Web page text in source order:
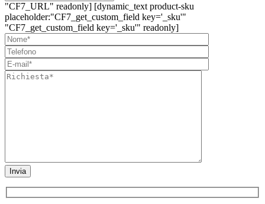
"CF7_URL" readonly] [dynamic_text product-sku
placeholder:"CF7_get_custom_field key='_sku'"
"CF7_get_custom_field key='_sku'" readonly]